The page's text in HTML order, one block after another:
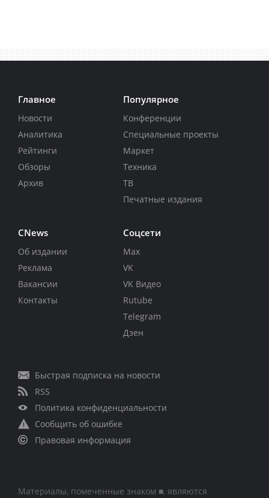
Главное
Новости
Аналитика
Рейтинги
Обзоры
Архив
Популярное
Конференции
Специальные проекты
Маркет
Техника
ТВ
Печатные издания
CNews
Об издании
Реклама
Вакансии
Контакты
Соцсети
Max
VK
VK Видео
Rutube
Telegram
Дзен
Быстрая подписка на новости
RSS
Политика конфиденциальности
Сообщить об ошибке
Правовая информация
Материалы, помеченные знаком ■, являются